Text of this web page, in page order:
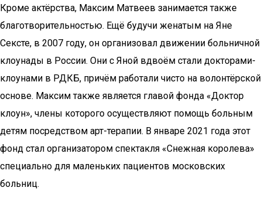
Кроме актёрства, Максим Матвеев занимается также
благотворительностью. Ещё будучи женатым на Яне
Сексте, в 2007 году, он организовал движении больничной
клоунады в России. Они с Яной вдвоём стали докторами-
клоунами в РДКБ, причём работали чисто на волонтёрской
основе. Максим также является главой фонда «Доктор
клоун», члены которого осуществляют помощь больным
детям посредством арт-терапии. В январе 2021 года этот
фонд стал организатором спектакля «Снежная королева»
специально для маленьких пациентов московских
больниц.